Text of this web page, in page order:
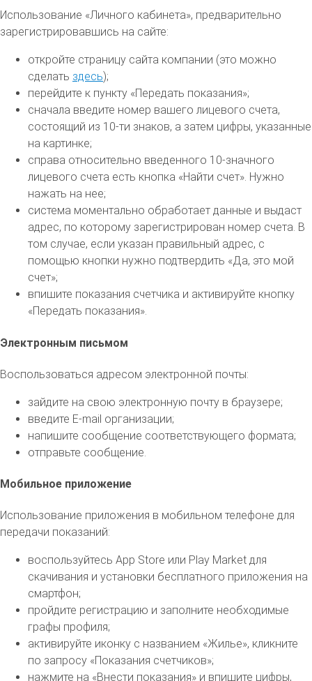
Использование «Личного кабинета», предварительно
зарегистрировавшись на сайте:
откройте страницу сайта компании (это можно
сделать здесь);
перейдите к пункту «Передать показания»;
сначала введите номер вашего лицевого счета,
состоящий из 10-ти знаков, а затем цифры, указанные
на картинке;
справа относительно введенного 10-значного
лицевого счета есть кнопка «Найти счет». Нужно
нажать на нее;
система моментально обработает данные и выдаст
адрес, по которому зарегистрирован номер счета. В
том случае, если указан правильный адрес, с
помощью кнопки нужно подтвердить «Да, это мой
счет»;
впишите показания счетчика и активируйте кнопку
«Передать показания».
Электронным письмом
Воспользоваться адресом электронной почты:
зайдите на свою электронную почту в браузере;
введите E-mail организации;
напишите сообщение соответствующего формата;
отправьте сообщение.
Мобильное приложение
Использование приложения в мобильном телефоне для
передачи показаний:
воспользуйтесь App Store или Play Market для
скачивания и установки бесплатного приложения на
смартфон;
пройдите регистрацию и заполните необходимые
графы профиля;
активируйте иконку с названием «Жилье», кликните
по запросу «Показания счетчиков»;
нажмите на «Внести показания» и впишите цифры,